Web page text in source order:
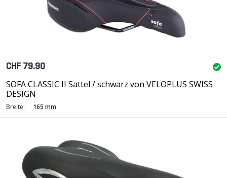
CHF 79.90
SOFA CLASSIC II Sattel / schwarz von VELOPLUS SWISS
DESIGN
Breite: 165 mm